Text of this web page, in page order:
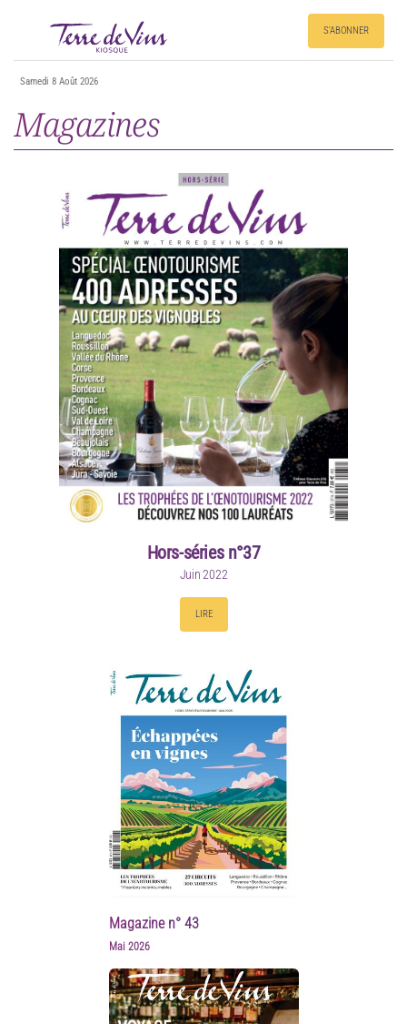
S'ABONNER
Samedi 8 Août 2026
Magazines
Hors-séries n°37
Juin 2022
LIRE
Magazine n° 43
Mai 2026